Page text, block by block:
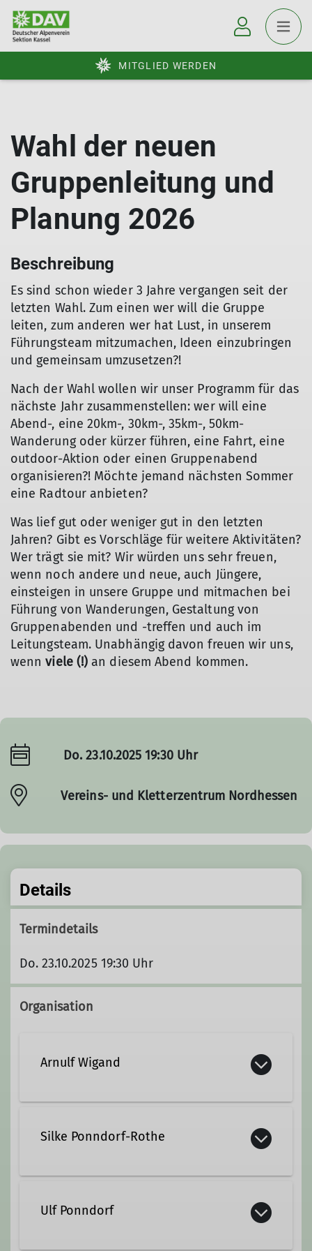
MITGLIED WERDEN
Wahl der neuen
Gruppenleitung und
Planung 2026
Beschreibung
Es sind schon wieder 3 Jahre vergangen seit der
letzten Wahl. Zum einen wer will die Gruppe
leiten, zum anderen wer hat Lust, in unserem
Führungsteam mitzumachen, Ideen einzubringen
und gemeinsam umzusetzen?!
Nach der Wahl wollen wir unser Programm für das
nächste Jahr zusammenstellen: wer will eine
Abend-, eine 20km-, 30km-, 35km-, 50km-
Wanderung oder kürzer führen, eine Fahrt, eine
outdoor-Aktion oder einen Gruppenabend
organisieren?! Möchte jemand nächsten Sommer
eine Radtour anbieten?
Was lief gut oder weniger gut in den letzten
Jahren? Gibt es Vorschläge für weitere Aktivitäten?
Wer trägt sie mit? Wir würden uns sehr freuen,
wenn noch andere und neue, auch Jüngere,
einsteigen in unsere Gruppe und mitmachen bei
Führung von Wanderungen, Gestaltung von
Gruppenabenden und -treffen und auch im
Leitungsteam. Unabhängig davon freuen wir uns,
wennviele (!) an diesem Abend kommen.
Do. 23.10.2025 19:30 Uhr
Vereins- und Kletterzentrum Nordhessen
Details
Termindetails
Do. 23.10.2025 19:30 Uhr
Organisation
Arnulf Wigand
Qualifikationen
Silke Ponndorf-Rothe
Ulf Ponndorf